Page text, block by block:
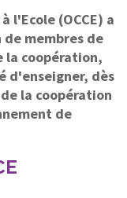
l'Ecole (OCCE) a
membres de
coopération,
d'enseigner, dès
la coopération
de